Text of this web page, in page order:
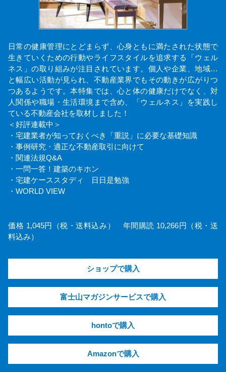
日常の健康管理にとどまらず、心身ともに満たされた状態で
生きていくための行動やライフスタイルを追求する「ウェル
ネス」の取り組みが注目されています。個人や企業、地域…
と幅広い活動が見られ、不動産業界でもその動きが広がりつ
つあるようです。本特集では、心と体の健康だけでなく、対
人関係や職場・生活環境まで含め、「ウェルネス」を実践し
ている不動産会社を取材しました！
＜好評連載中＞
・宅建業者が知っておくべき「重説」に必要な基礎知識
・事例研究・適正な不動産取引に向けて
・関連法規Q&A
・一問一答！建築のキホン
・宅建ケーススタディ 日日是勉強
・WORLD VIEW
価格 1,045円（税・送料込み） 年間購読 10,266円（税・送
料込み）
ショップで購入
富士山マガジンサービスで購入
hontoで購入
Amazonで購入